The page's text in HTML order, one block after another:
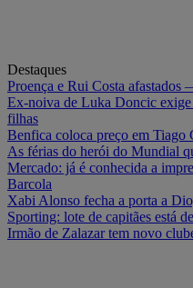
Destaques
Proença e Rui Costa afastados
Ex-noiva de Luka Doncic
filhas
Benfica coloca preço em Tiago
As férias do herói do Mundial
Mercado: já é conhecida a
Barcola
Xabi Alonso fecha a porta a
Sporting: lote de capitães está
Irmão de Zalazar tem novo